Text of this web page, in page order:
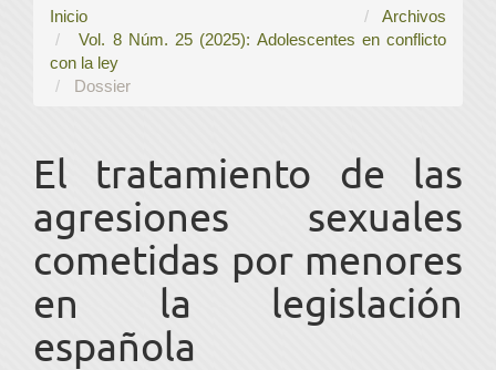
Inicio
Archivos
Vol. 8 Núm. 25 (2025): Adolescentes en conflicto
con la ley
Dossier
El tratamiento de las
agresiones sexuales
cometidas por menores
en la legislación
española